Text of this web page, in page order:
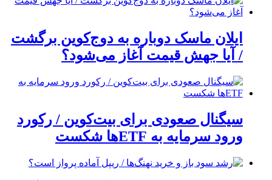
ایلان ماسک دوباره به دوج‌کوین برگشت
/ آیا جهش قیمت آغاز می‌شود؟
سیگنال صعودی برای بیت‌کوین / رکورد
ورود سرمایه به ETFها شکست